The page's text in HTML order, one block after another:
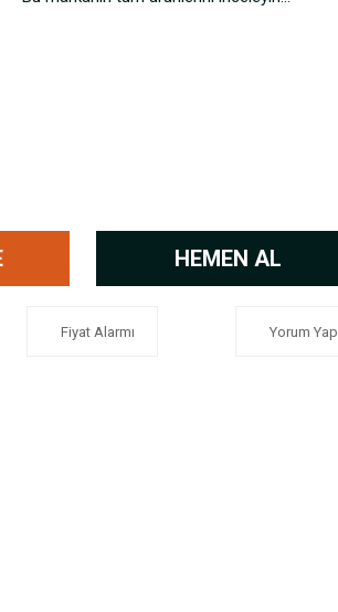
HEMEN AL
Fiyat Alarmı Yorum Yap